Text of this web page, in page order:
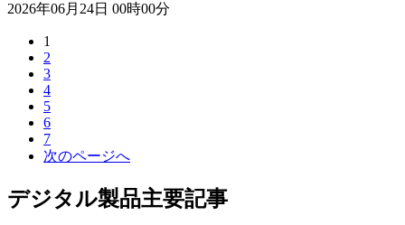
2026年06月24日 00時00分
1
2
3
4
5
6
7
次のページへ
デジタル製品主要記事